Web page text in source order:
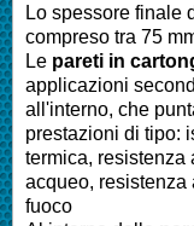
Lo spessore finale
compreso tra 75
Le pareti in
applicazioni
all'interno, che
prestazioni di tipo:
termica, resistenza
acqueo, resistenza
fuoco